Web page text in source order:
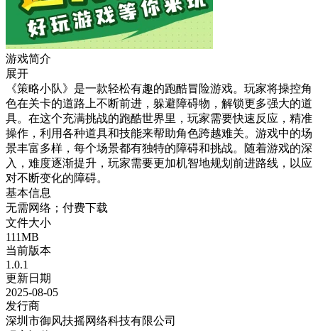
游戏简介
展开
《策略小队》是一款轻松有趣的跑酷冒险游戏。玩家将操控角
色在关卡的道路上不断前进，躲避障碍物，解锁更多强大的道
具。在这个充满挑战的跑酷世界里，玩家需要快速反应，精准
操作，利用各种道具和技能来帮助角色跨越难关。游戏中的场
景丰富多样，每个场景都有独特的障碍和挑战。随着游戏的深
入，难度逐渐提升，玩家需要更加机智地规划前进路线，以应
对不断变化的障碍。
基本信息
无需网络；付费下载
文件大小
111MB
当前版本
1.0.1
更新日期
2025-08-05
发行商
深圳市御风扶摇网络科技有限公司